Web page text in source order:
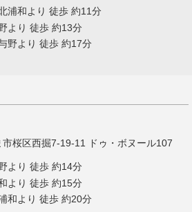
浦和より 徒歩 約11分
より 徒歩 約13分
野より 徒歩 約17分
桜区西掘7-19-11 ドゥ・ボヌール107
より 徒歩 約14分
より 徒歩 約15分
和より 徒歩 約20分